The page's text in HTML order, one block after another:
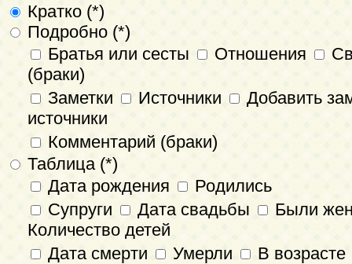
Кратко (*)
Подробно (*)
Братья или сесты
Отношения
(браки)
Заметки
Источники
Добавить
источники
Комментарий (браки)
Таблица (*)
Дата рождения
Родились
Супруги
Дата свадьбы
Были
Количество детей
Дата смерти
Умерли
В возрасте